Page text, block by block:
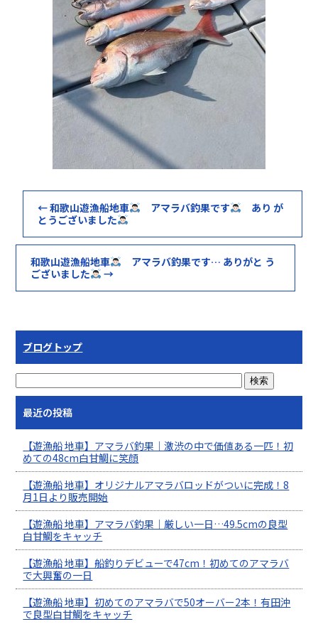
←和歌山遊漁船地車 アマラバ釣果です
あり が
とうございました
和歌山遊漁船地車
アマラバ釣果です… ありがと う
ございました
→
ブログトップ
最近の投稿
【遊漁船 地車】アマラバ釣果｜激渋の中で価値ある一匹！初
めての48cm白甘鯛に笑顔
【遊漁船 地車】オリジナルアマラバロッドがついに完成！8
月1日より販売開始
【遊漁船 地車】アマラバ釣果｜厳しい一日…49.5cmの良型
白甘鯛をキャッチ
【遊漁船 地車】船釣りデビューで47cm！初めてのアマラバ
で大興奮の一日
【遊漁船 地車】初めてのアマラバで50オーバー2本！有田沖
で良型白甘鯛をキャッチ